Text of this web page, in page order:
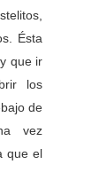
Ésta
que ir
los
de
vez
que el